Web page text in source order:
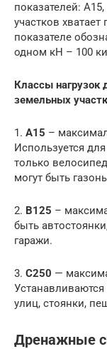
показателей:
участков
показателе
одном кН – 100
Классы нагрузок
земельных
1. А15 –
Используется
только
могут быть
2. В125 –
быть
гаражи.
3. С250 —
Устанавливаются
улиц, стоянки,
Дренажные